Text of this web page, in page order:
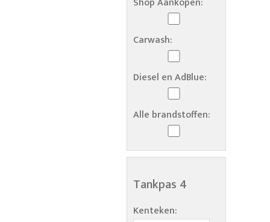
Carwash:
Diesel en AdBlue:
Alle brandstoffen:
Tankpas 4
Kenteken: